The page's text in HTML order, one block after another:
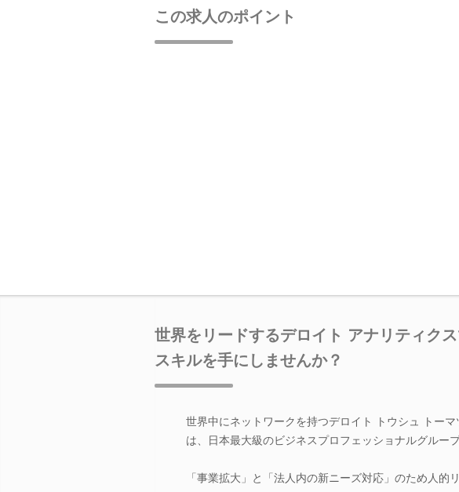
この求人のポイント
世界をリードするデロイト アナリティク
スキルを手にしませんか？
世界中にネットワークを持つデロイト トウシュ トー
は、日本最大級のビジネスプロフェッショナルグループ
「事業拡大」と「法人内の新ニーズ対応」のため人的